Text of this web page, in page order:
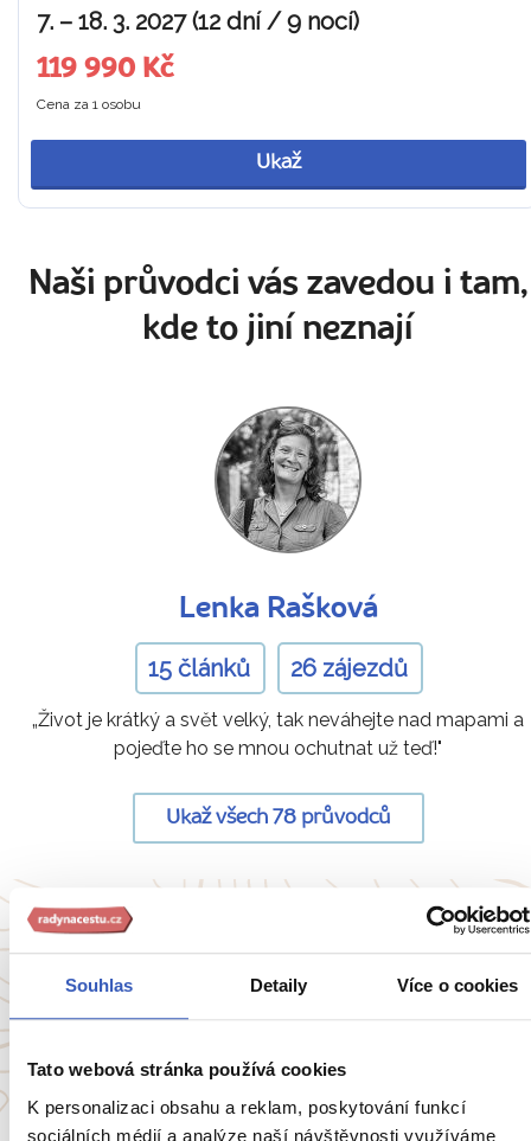
Souhlas Detaily Více o cookies
Tato webová stránka používá cookies
K personalizaci obsahu a reklam, poskytování funkcí
sociálních médií a analýze naší návštěvnosti využíváme
7. – 18. 3. 2027 (12 dní / 9 nocí)
119 990 Kč
Cena za 1 osobu
Ukaž
Naši průvodci vás zavedou i tam,
kde to jiní neznají
Lenka Rašková
15 článků 26 zájezdů
„Život je krátký a svět velký, tak neváhejte nad mapami a
pojeďte ho se mnou ochutnat už teď!"
Ukaž všech 78 průvodců
Oblíbené cíle
Itálie Portugalsko